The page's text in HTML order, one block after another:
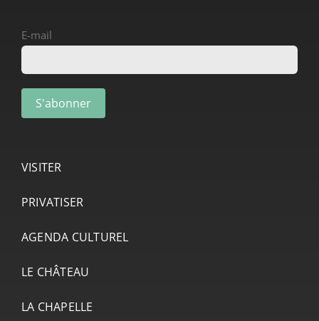
E-mail
VISITER
PRIVATISER
AGENDA CULTUREL
LE CHÂTEAU
LA CHAPELLE